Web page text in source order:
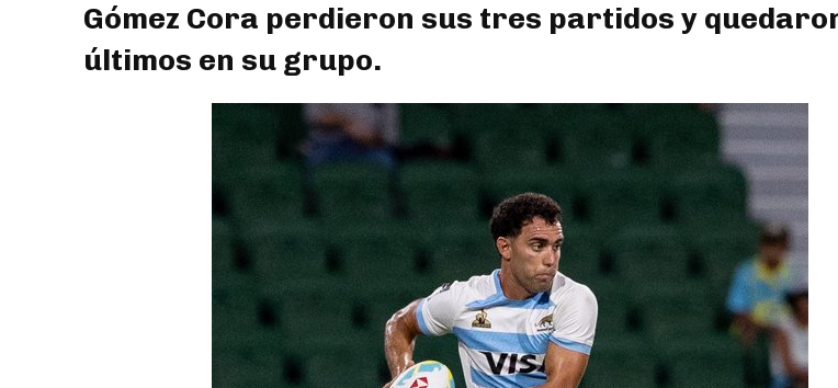
Gómez Cora perdieron sus tres partidos y
últimos en su grupo.